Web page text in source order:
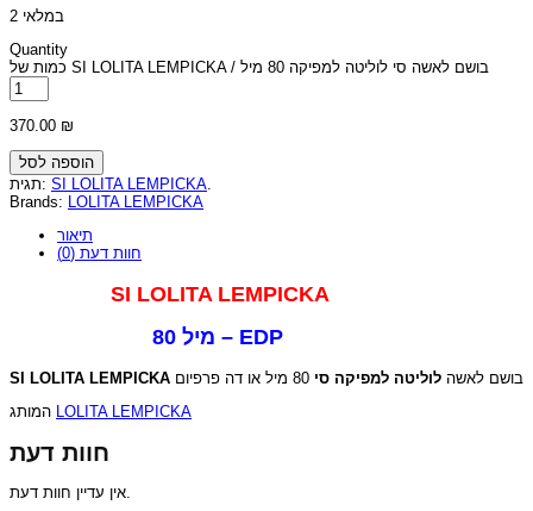
2 במלאי
Quantity
כמות של SI LOLITA LEMPICKA / בושם לאשה סי לוליטה למפיקה 80 מיל
370.00 ₪
הוספה לסל
תגית: SI LOLITA LEMPICKA.
Brands: LOLITA LEMPICKA
תיאור
חוות דעת (0)
SI LOLITA LEMPICKA
80 מיל – EDP
SI LOLITA LEMPICKA בושם לאשה לוליטה למפיקה סי
LOLITA LEMPICKA
חוות דעת
אין עדיין חוות דעת.